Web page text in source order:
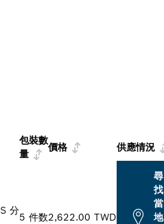
包裝數
量
價格 供應情況
分
5 件数2,622.00 TWD
尋
找
當
地